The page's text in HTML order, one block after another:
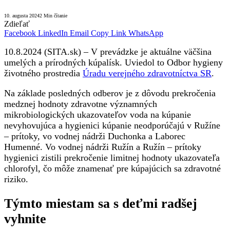
10. augusta 20242 Min čítanie
Zdieľať
Facebook LinkedIn Email Copy Link WhatsApp
10.8.2024 (SITA.sk) – V prevádzke je aktuálne väčšina
umelých a prírodných kúpalísk. Uviedol to Odbor hygieny
životného prostredia Úradu verejného zdravotníctva SR.
Na základe posledných odberov je z dôvodu prekročenia
medznej hodnoty zdravotne významných
mikrobiologických ukazovateľov voda na kúpanie
nevyhovujúca a hygienici kúpanie neodporúčajú v Ružíne
– prítoky, vo vodnej nádrži Duchonka a Laborec
Humenné. Vo vodnej nádrži Ružín a Ružín – prítoky
hygienici zistili prekročenie limitnej hodnoty ukazovateľa
chlorofyl, čo môže znamenať pre kúpajúcich sa zdravotné
riziko.
Týmto miestam sa s deťmi radšej
vyhnite